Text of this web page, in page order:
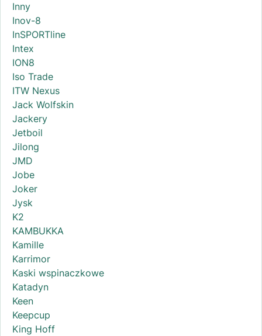
Inny
Inov-8
InSPORTline
Intex
ION8
Iso Trade
ITW Nexus
Jack Wolfskin
Jackery
Jetboil
Jilong
JMD
Jobe
Joker
Jysk
K2
KAMBUKKA
Kamille
Karrimor
Kaski wspinaczkowe
Katadyn
Keen
Keepcup
King Hoff